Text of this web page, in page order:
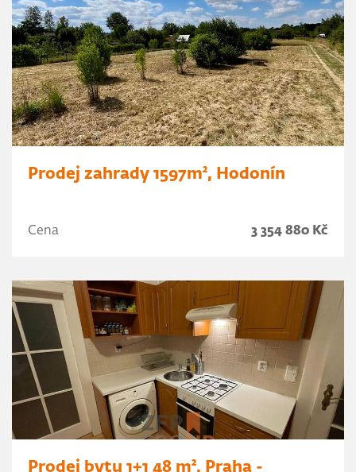
Prodej zahrady 1597m², Hodonín
Cena 3 354 880 Kč
Prodej bytu 1+1 48 m², Praha -